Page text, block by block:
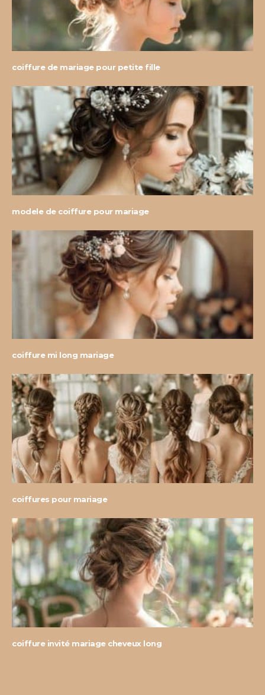
coiffure de mariage pour petite fille
modele de coiffure pour mariage
coiffure mi long mariage
coiffures pour mariage
coiffure invité mariage cheveux long